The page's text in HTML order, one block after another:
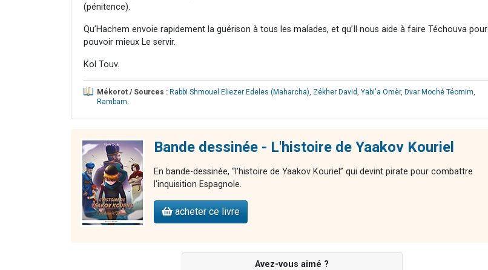
(pénitence).
Qu’Hachem envoie rapidement la guérison à tous les malades, et qu’Il nous aide à faire Téchouva pour
pouvoir mieux Le servir.
Kol Touv.
Mékorot / Sources : Rabbi Shmouel Eliezer Edeles (Maharcha) Zékher David Yabi'a Omèr, Dvar Moché Téomim
Rambam
Bande dessinée - L'histoire de Yaakov Kouriel
En bande-dessinée, “l’histoire de Yaakov Kouriel” qui devint pirate pour combattre
l'inquisition Espagnole.
acheter ce livre
Avez-vous aimé ?